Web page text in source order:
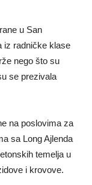
u San
iz radničke klase
nego što su
se prezivala
na poslovima za
sa Long Ajlenda
temelja u
i krovove.